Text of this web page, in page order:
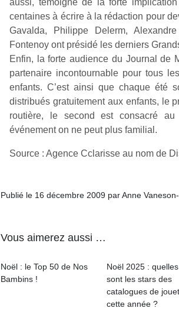
aussi, témoigne de la forte
centaines à écrire à la rédaction pour
Gavalda, Philippe Delerm,
Fontenoy ont présidé les derniers
Enfin, la forte audience du Journal de
partenaire incontournable pour tous
enfants. C’est ainsi que chaque été
distribués gratuitement aux enfants, le
routière, le second est consacré
événement on ne peut plus familial.
Source : Agence Cclarisse au nom de
Publié le 16 décembre 2009 par Anne
Vous aimerez aussi …
Noël : le Top 50 de Nos
Bambins !
Noël 2025 : quelles
sont les stars des
catalogues de
cette année ?